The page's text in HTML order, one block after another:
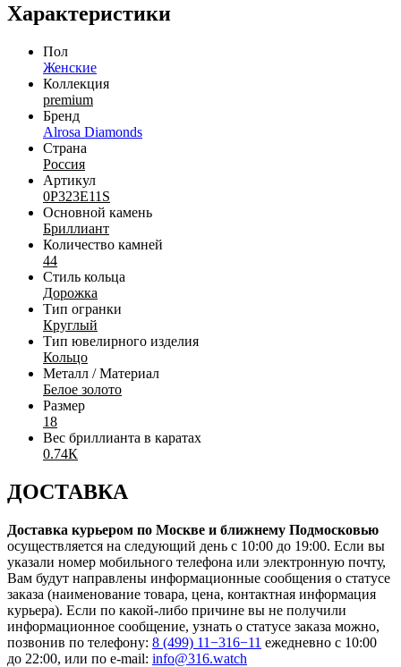
Характеристики
Пол
Женские
Коллекция
premium
Бренд
Alrosa Diamonds
Страна
Россия
Артикул
0P323E11S
Основной камень
Бриллиант
Количество камней
44
Стиль кольца
Дорожка
Тип огранки
Круглый
Тип ювелирного изделия
Кольцо
Металл / Материал
Белое золото
Размер
18
Вес бриллианта в каратах
0.74К
ДОСТАВКА
Доставка курьером по Москве и ближнему Подмосковью
осуществляется на следующий день с 10:00 до 19:00. Если вы
указали номер мобильного телефона или электронную почту,
Вам будут направлены информационные сообщения о статусе
заказа (наименование товара, цена, контактная информация
курьера). Если по какой-либо причине вы не получили
информационное сообщение, узнать о статусе заказа можно,
позвонив по телефону: 8 (499) 11−316−11 ежедневно с 10:00
до 22:00, или по e-mail: info@316.watch